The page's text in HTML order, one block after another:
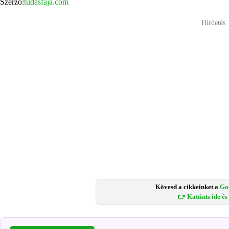
Szerző:tudasfaja.com
Hirdetés
Kövesd a cikkeinket a
👉 Kattints ide és